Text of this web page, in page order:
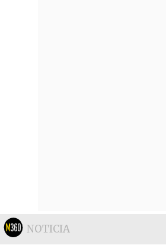
NOTICIA